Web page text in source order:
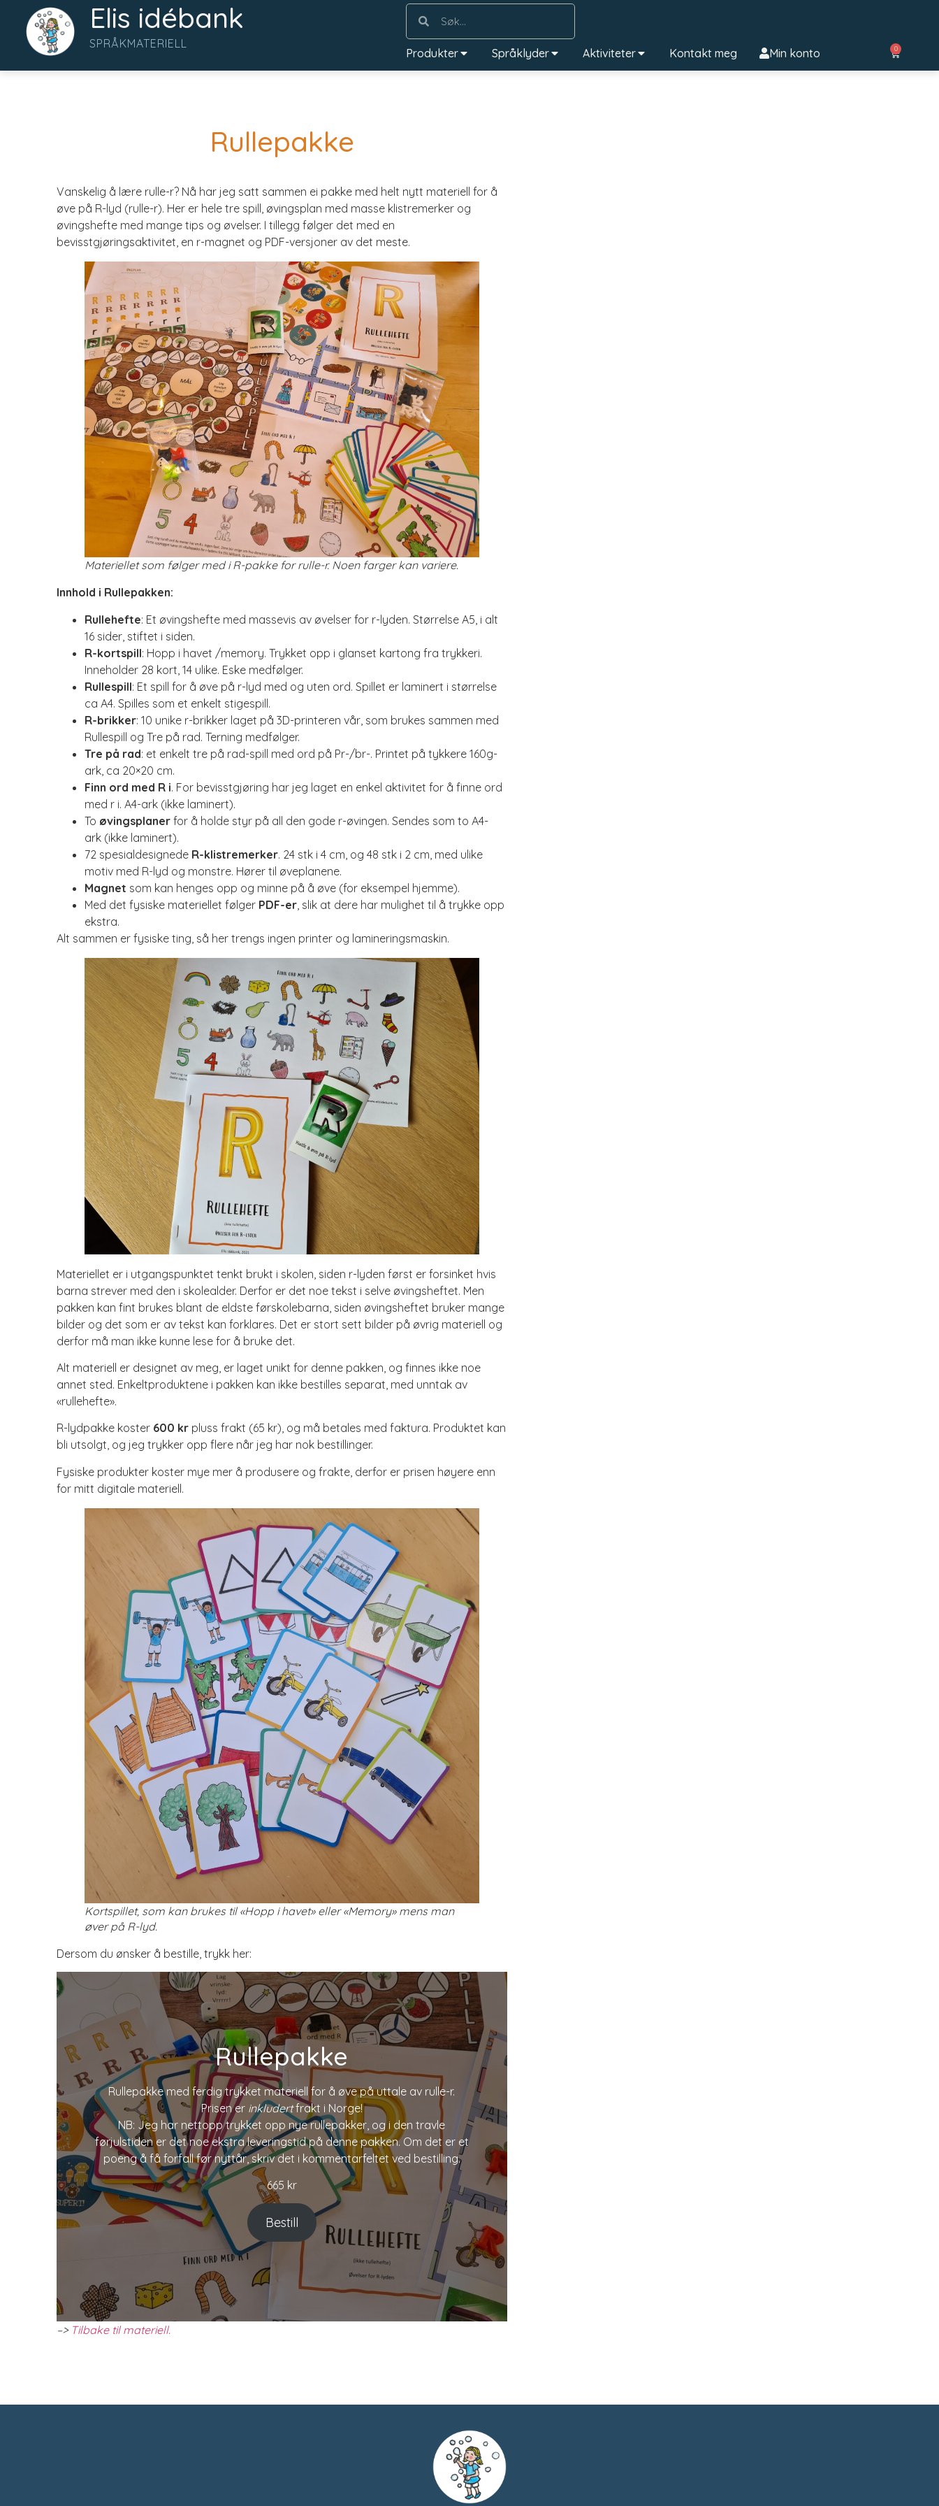
Elis idébank
SPRÅKMATERIELL
Produkter Språklyder Aktiviteter Kontakt meg Min konto 0
Rullepakke
Vanskelig å lære rulle-r? Nå har jeg satt sammen ei pakke med helt nytt materiell for å
øve på R-lyd (rulle-r). Her er hele tre spill, øvingsplan med masse klistremerker og
øvingshefte med mange tips og øvelser. I tillegg følger det med en
bevisstgjøringsaktivitet, en r-magnet og PDF-versjoner av det meste.
Materiellet som følger med i R-pakke for rulle-r. Noen farger kan variere.
Innhold i Rullepakken:
Rullehefte: Et øvingshefte med massevis av øvelser for r-lyden. Størrelse A5, i alt
16 sider, stiftet i siden.
R-kortspill: Hopp i havet /memory. Trykket opp i glanset kartong fra trykkeri.
Inneholder 28 kort, 14 ulike. Eske medfølger.
Rullespill: Et spill for å øve på r-lyd med og uten ord. Spillet er laminert i størrelse
ca A4. Spilles som et enkelt stigespill.
R-brikker: 10 unike r-brikker laget på 3D-printeren vår, som brukes sammen med
Rullespill og Tre på rad. Terning medfølger.
Tre på rad: et enkelt tre på rad-spill med ord på Pr-/br-. Printet på tykkere 160g-
ark, ca 20×20 cm.
Finn ord med R i. For bevisstgjøring har jeg laget en enkel aktivitet for å finne ord
med r i. A4-ark (ikke laminert).
To øvingsplanerfor å holde styr på all den gode r-øvingen. Sendes som to A4-
ark (ikke laminert).
72 spesialdesignede R-klistremerker. 24 stk i 4 cm, og 48 stk i 2 cm, med ulike
motiv med R-lyd og monstre. Hører til øveplanene.
Magnet som kan henges opp og minne på å øve (for eksempel hjemme).
Med det fysiske materiellet følger PDF-er, slik at dere har mulighet til å trykke opp
ekstra.
Alt sammen er fysiske ting, så her trengs ingen printer og lamineringsmaskin.
Materiellet er i utgangspunktet tenkt brukt i skolen, siden r-lyden først er forsinket hvis
barna strever med den i skolealder. Derfor er det noe tekst i selve øvingsheftet. Men
pakken kan fint brukes blant de eldste førskolebarna, siden øvingsheftet bruker mange
bilder og det som er av tekst kan forklares. Det er stort sett bilder på øvrig materiell og
derfor må man ikke kunne lese for å bruke det.
Alt materiell er designet av meg, er laget unikt for denne pakken, og finnes ikke noe
annet sted. Enkeltproduktene i pakken kan ikke bestilles separat, med unntak av
«rullehefte».
R-lydpakke koster 600 kr pluss frakt (65 kr), og må betales med faktura. Produktet kan
bli utsolgt, og jeg trykker opp flere når jeg har nok bestillinger.
Fysiske produkter koster mye mer å produsere og frakte, derfor er prisen høyere enn
for mitt digitale materiell.
Kortspillet, som kan brukes til «Hopp i havet» eller «Memory» mens man
øver på R-lyd.
Dersom du ønsker å bestille, trykk her:
Rullepakke
Rullepakke med ferdig trykket materiell for å øve på uttale av rulle-r.
Prisen er inkludertfrakt i Norge!
NB: Jeg har nettopp trykket opp nye rullepakker, og i den travle
førjulstiden er det noe ekstra leveringstid på denne pakken. Om det er et
poeng å få forfall før nyttår, skriv det i kommentarfeltet ved bestilling.
665 kr
Bestill
–> Tilbake til materiell.